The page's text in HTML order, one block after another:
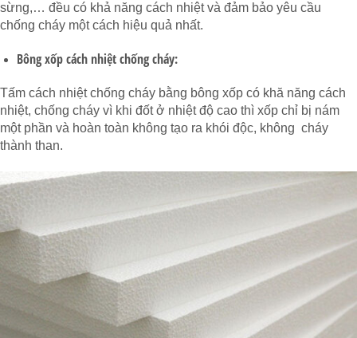
sừng,… đều có khả năng cách nhiệt và đảm bảo yêu cầu
chống cháy một cách hiệu quả nhất.
Bông xốp cách nhiệt chống cháy:
Tấm cách nhiệt chống cháy bằng bông xốp có khă năng cách
nhiệt, chống cháy vì khi đốt ở nhiệt độ cao thì xốp chỉ bị nám
một phần và hoàn toàn không tạo ra khói độc, không cháy
thành than.